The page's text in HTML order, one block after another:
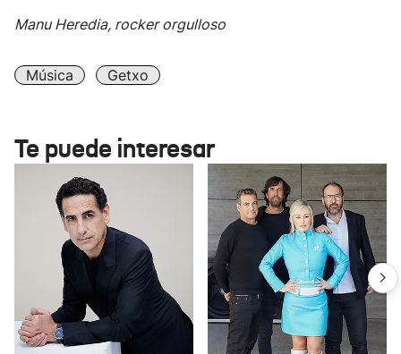
Manu Heredia, rocker orgulloso
Música Getxo
Te puede interesar